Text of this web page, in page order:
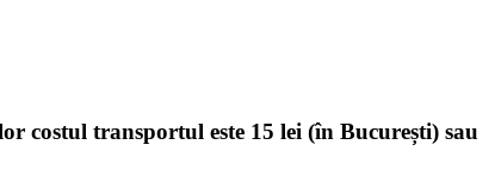
costul transportul este 15 lei (în București) sau